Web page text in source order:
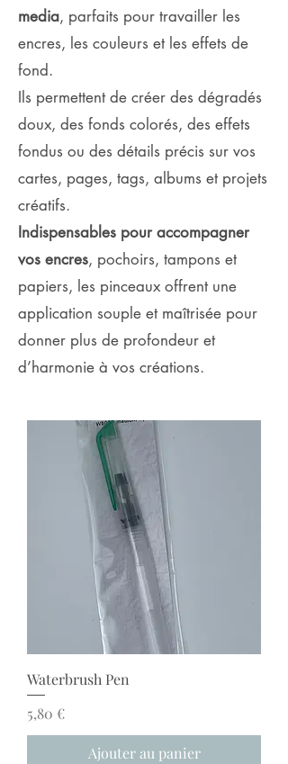
media, parfaits pour travailler les
encres, les couleurs et les effets de
fond.
Ils permettent de créer des dégradés
doux, des fonds colorés, des effets
fondus ou des détails précis sur vos
cartes, pages, tags, albums et projets
créatifs.
Indispensables pour accompagner
vos encres, pochoirs, tampons et
papiers, les pinceaux offrent une
application souple et maîtrisée pour
donner plus de profondeur et
d’harmonie à vos créations.
Waterbrush Pen
Prix
5,80 €
Ajouter au panier